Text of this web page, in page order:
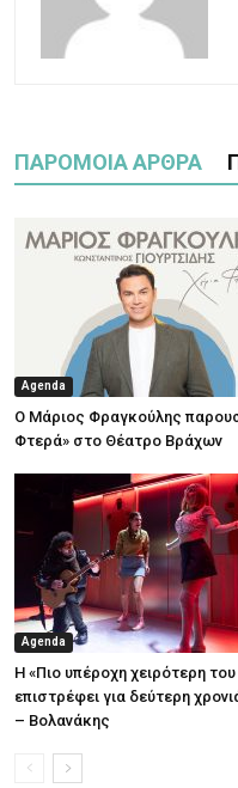
ΠΑΡΟΜΟΙΑ ΑΡΘΡΑ
Agenda
Ο Μάριος Φραγκούλης
Φτερά» στο Θέατρο Βράχων
Agenda
Η «Πιο υπέροχη χειρότερη
επιστρέφει για δεύτερη
– Βολανάκης